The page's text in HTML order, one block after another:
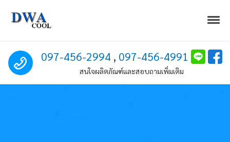
DWA COOL (ดีว่าคูล)
Call us
097-456-2994 , 097-456-4991
สนใจผลิตภัณฑ์และสอบถามเพิ่มเติม